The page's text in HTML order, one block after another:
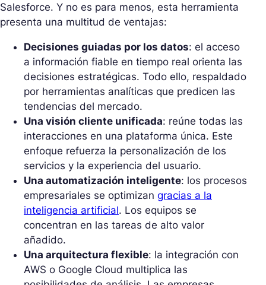
Salesforce. Y no es para menos, esta herramienta
presenta una multitud de ventajas:
Decisiones guiadas por los datos: el acceso
a información fiable en tiempo real orienta las
decisiones estratégicas. Todo ello, respaldado
por herramientas analíticas que predicen las
tendencias del mercado.
Una visión cliente unificada: reúne todas las
interacciones en una plataforma única. Este
enfoque refuerza la personalización de los
servicios y la experiencia del usuario.
Una automatización inteligente: los procesos
empresariales se optimizan gracias a la
inteligencia artificial. Los equipos se
concentran en las tareas de alto valor
añadido.
Una arquitectura flexible: la integración con
AWS o Google Cloud multiplica las